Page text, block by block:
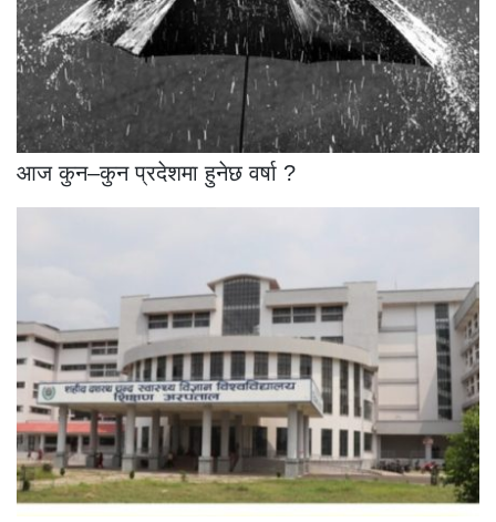
आज कुन–कुन प्रदेशमा हुनेछ वर्षा ?